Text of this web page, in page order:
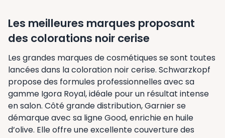
Les meilleures marques proposant
des colorations noir cerise
Les grandes marques de cosmétiques se sont toutes
lancées dans la coloration noir cerise. Schwarzkopf
propose des formules professionnelles avec sa
gamme Igora Royal, idéale pour un résultat intense
en salon. Côté grande distribution, Garnier se
démarque avec sa ligne Good, enrichie en huile
d’olive. Elle offre une excellente couverture des